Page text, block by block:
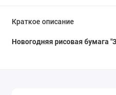
Краткое описание
Новогодняя рисовая бумага